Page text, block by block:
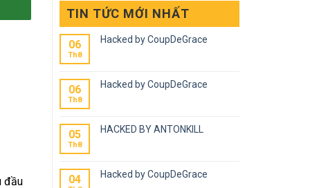
TIN TỨC MỚI NHẤT
06
Th8
Hacked by CoupDeGrace
06
Th8
Hacked by CoupDeGrace
05
Th8
HACKED BY ANTONKILL
04 Hacked by CoupDeGrace
đầu